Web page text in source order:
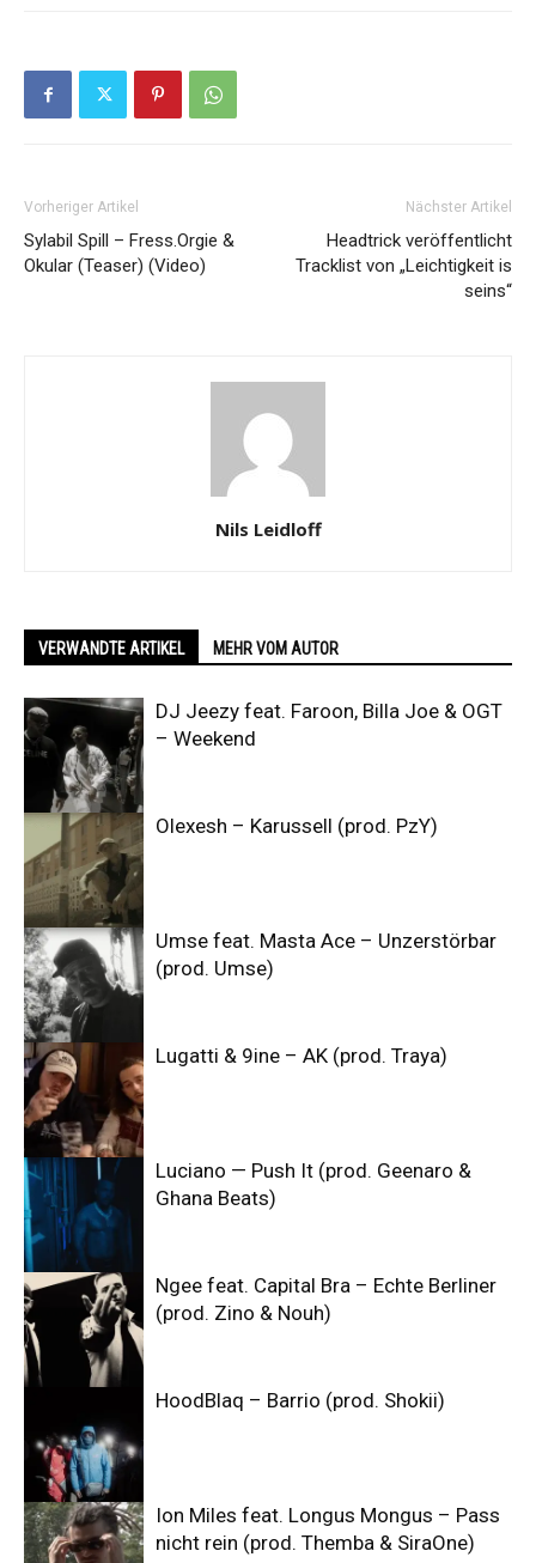
Vorheriger Artikel
Sylabil Spill – Fress.Orgie &
Okular (Teaser) (Video)
Nächster Artikel
Headtrick veröffentlicht
Tracklist von „Leichtigkeit is
seins“
Nils Leidloff
VERWANDTE ARTIKEL MEHR VOM AUTOR
DJ Jeezy feat. Faroon, Billa Joe & OGT
– Weekend
Olexesh – Karussell (prod. PzY)
Umse feat. Masta Ace – Unzerstörbar
(prod. Umse)
Lugatti & 9ine – AK (prod. Traya)
Luciano — Push It (prod. Geenaro &
Ghana Beats)
Ngee feat. Capital Bra – Echte Berliner
(prod. Zino & Nouh)
HoodBlaq – Barrio (prod. Shokii)
Ion Miles feat. Longus Mongus – Pass
nicht rein (prod. Themba & SiraOne)